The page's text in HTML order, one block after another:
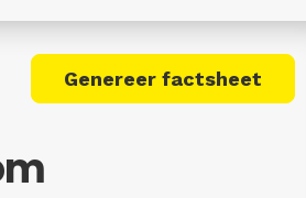
Genereer factsheet